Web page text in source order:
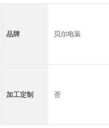
品牌 贝尔电装
加工定制 否